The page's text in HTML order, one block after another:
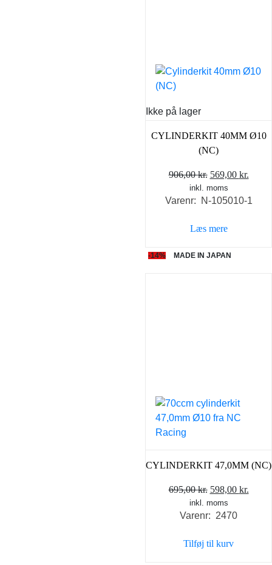
Ikke på lager
CYLINDERKIT 40MM Ø10
(NC)
906,00kr. Den
oprindelige
pris
906,00 kr..
569,00 kr.
pris
inkl. moms
Varenr: N-105010-1
Læs mere
-14% MADE IN JAPAN
CYLINDERKIT 47,0MM (NC)
695,00kr. Den
oprindelige
pris
695,00 kr..
598,00 kr.
inkl. moms
Varenr: 2470
Tilføj til kurv